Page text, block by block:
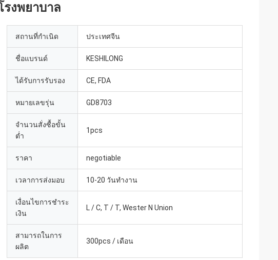
งพยาบาล
สถานที่กำเนิด ประเทศจีน
ชื่อแบรนด์ KESHILONG
ได้รับการรับรอง CE, FDA
หมายเลขรุ่น GD8703
จำนวนสั่งซื้อขั้น
ต่ำ
1pcs
ราคา negotiable
เวลาการส่งมอบ 10-20 วันทำงาน
เงื่อนไขการชำระ
เงิน
L / C, T / T, Wester N Union
สามารถในการ
ผลิต
300pcs / เดือน